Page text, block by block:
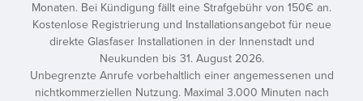
Monaten. Bei Kündigung fällt eine Strafgebühr von 150€ an.
Kostenlose Registrierung und Installationsangebot für neue
direkte Glasfaser Installationen in der Innenstadt und
Neukunden bis 31. August 2026.
Unbegrenzte Anrufe vorbehaltlich einer angemessenen und
nichtkommerziellen Nutzung. Maximal 3.000 Minuten nach